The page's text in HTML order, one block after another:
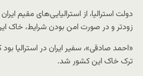
دولت استرالیا، از استرالیایی‌های مقیم
زودتر و در صورت امن بودن شرایط، خاک
«احمد صادقی»، سفیر ایران در استرالیا بود
ترک خاک این کشور شد.